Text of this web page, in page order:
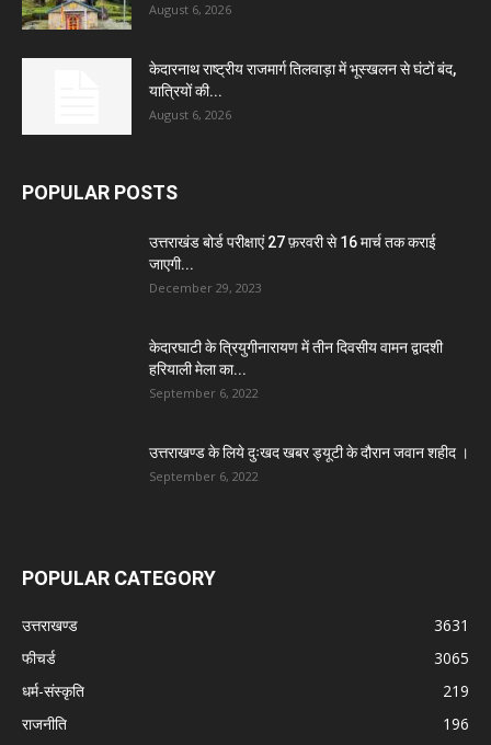
August 6, 2026
केदारनाथ राष्ट्रीय राजमार्ग तिलवाड़ा में भूस्खलन से घंटों बंद,
यात्रियों की...
August 6, 2026
POPULAR POSTS
उत्तराखंड बोर्ड परीक्षाएं 27 फ़रवरी से 16 मार्च तक कराई
जाएगी...
December 29, 2023
केदारघाटी के त्रियुगीनारायण में तीन दिवसीय वामन द्वादशी
हरियाली मेला का...
September 6, 2022
उत्तराखण्ड के लिये दुःखद खबर ड्यूटी के दौरान जवान शहीद ।
September 6, 2022
POPULAR CATEGORY
उत्तराखण्ड
3631
फीचर्ड
3065
धर्म-संस्कृति
219
राजनीति
196